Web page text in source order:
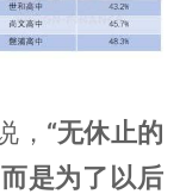
， “无休止的
是为了以后